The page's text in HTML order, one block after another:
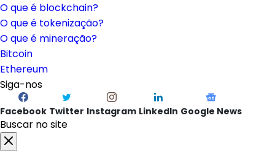
O que é blockchain?
O que é tokenização?
O que é mineração?
Bitcoin
Ethereum
Siga-nos
Facebook Twitter Instagram LinkedIn Google News
Buscar no site